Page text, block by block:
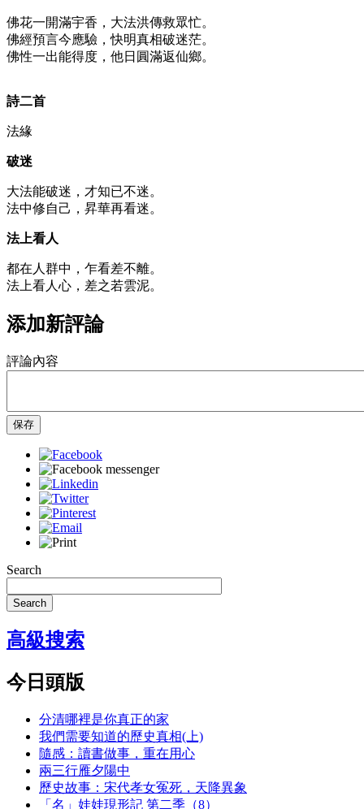
佛花一開滿宇香，大法洪傳救眾忙。
佛經預言今應驗，快明真相破迷茫。
佛性一出能得度，他日圓滿返仙鄉。
詩二首
法緣
破迷
大法能破迷，才知已不迷。
法中修自己，昇華再看迷。
法上看人
都在人群中，乍看差不離。
法上看人心，差之若雲泥。
添加新評論
評論內容
保存
Search
Search
高級搜索
今日頭版
分清哪裡是你真正的家
我們需要知道的歷史真相(上)
隨感：讀書做事，重在用心
兩三行雁夕陽中
歷史故事：宋代孝女冤死，天降異象
「名」娃娃現形記 第二季（8）